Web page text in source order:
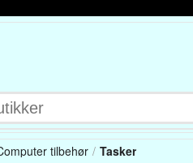
tilbehør Tasker